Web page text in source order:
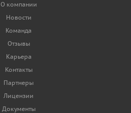
О компании
Новости
Команда
Отзывы
Карьера
Контакты
Партнеры
Лицензии
Документы